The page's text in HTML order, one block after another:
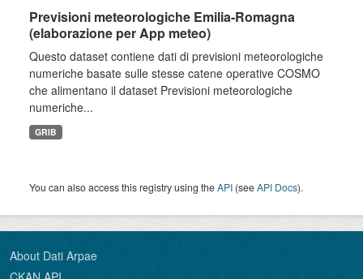
Previsioni meteorologiche Emilia-Romagna
(elaborazione per App meteo)
Questo dataset contiene dati di previsioni meteorologiche
numeriche basate sulle stesse catene operative COSMO
che alimentano il dataset Previsioni meteorologiche
numeriche...
GRIB
You can also access this registry using theAPI (seeAPI Docs).
About Dati Arpae